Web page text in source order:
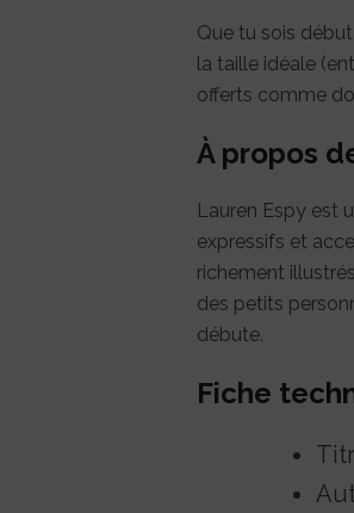
Que tu sois
la taille idéale
offerts comme
À propos
Lauren Espy est
expressifs et
richement
des petits
débute.
Fiche